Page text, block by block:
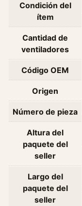
u
s
C
Condición del
ítem
Cantidad de
ventiladores
Código OEM
Origen
Número de pieza
Altura del
paquete del
seller
Largo del
paquete del
seller